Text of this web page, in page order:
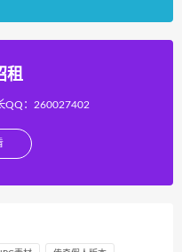
租
QQ：260027402